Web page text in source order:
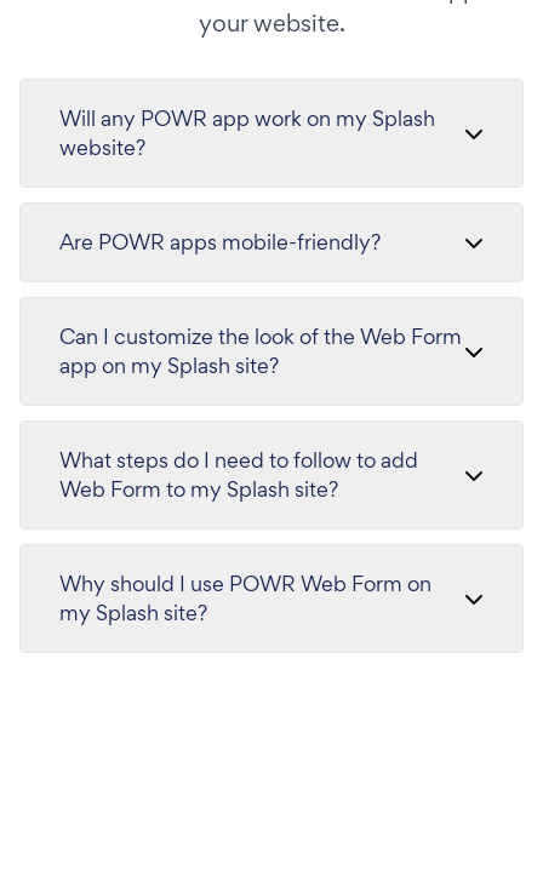
your website.
Will any POWR app work on my Splash
website?
Are POWR apps mobile-friendly?
Can I customize the look of the Web Form
app on my Splash site?
What steps do I need to follow to add
Web Form to my Splash site?
Why should I use POWR Web Form on
my Splash site?